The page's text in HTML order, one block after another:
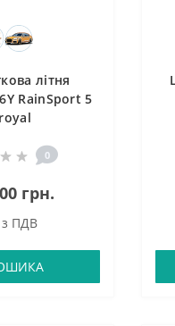
літня
RainSport 5
0
грн.
з ПДВ